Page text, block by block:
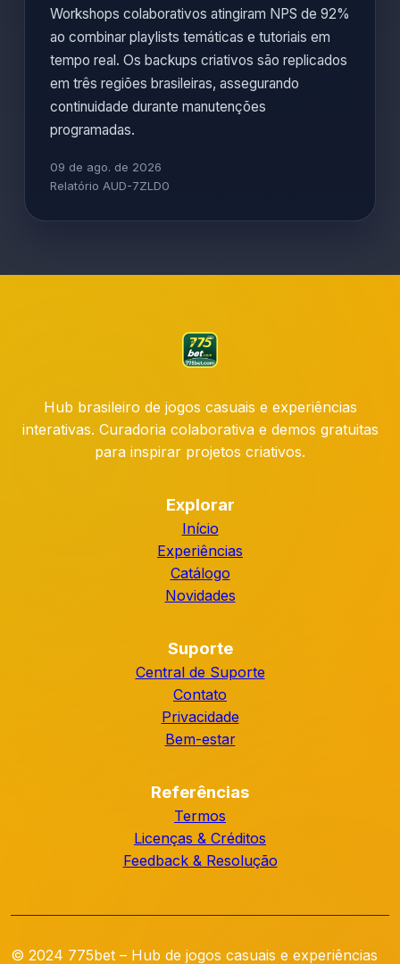
Workshops colaborativos atingiram NPS de 92%
ao combinar playlists temáticas e tutoriais em
tempo real. Os backups criativos são replicados
em três regiões brasileiras, assegurando
continuidade durante manutenções
programadas.
09 de ago. de 2026
Relatório AUD-7ZLD0
Hub brasileiro de jogos casuais e experiências
interativas. Curadoria colaborativa e demos gratuitas
para inspirar projetos criativos.
Explorar
Início
Experiências
Catálogo
Novidades
Suporte
Central de Suporte
Contato
Privacidade
Bem-estar
Referências
Termos
Licenças & Créditos
Feedback & Resolução
© 2024 775bet – Hub de jogos casuais e experiências